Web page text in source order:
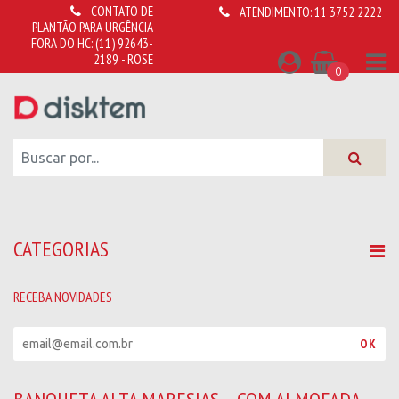
CONTATO DE
PLANTÃO PARA URGÊNCIA
FORA DO HC:(11) 92643-
2189 - ROSE
ATENDIMENTO:11 3752 2222
0
CATEGORIAS
RECEBA NOVIDADES
OK